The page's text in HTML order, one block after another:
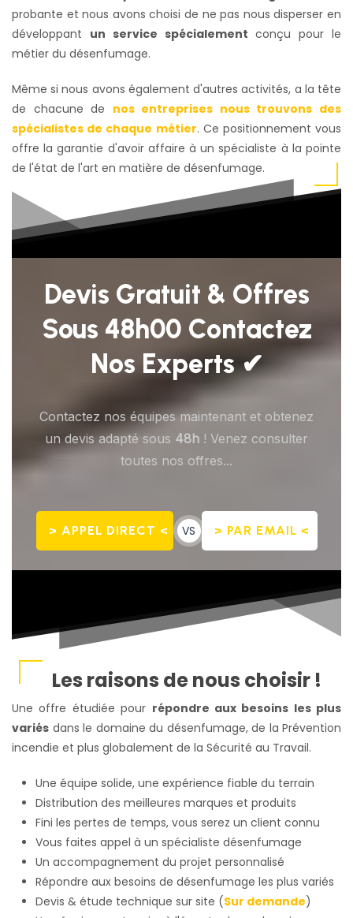
probante et nous avons choisi de ne pas nous disperser en
développant un service spécialement conçu pour le
métier du désenfumage.
Même si nous avons également d'autres activités, a la tête
de chacune de nos entreprises nous trouvons des
spécialistes de chaque métier. Ce positionnement vous
offre la garantie d'avoir affaire à un spécialiste à la pointe
de l'état de l'art en matière de désenfumage.
Devis Gratuit & Offres
Sous 48h00 Contactez
Nos Experts ✔
Contactez nos équipes maintenant et obtenez
un devis adapté sous 48h ! Venez consulter
toutes nos offres...
> APPEL DIRECT < VS > PAR EMAIL <
Les raisons de nous choisir !
Une offre étudiée pour répondre aux besoins les plus
variés dans le domaine du désenfumage, de la Prévention
incendie et plus globalement de la Sécurité au Travail.
Une équipe solide, une expérience fiable du terrain
Distribution des meilleures marques et produits
Fini les pertes de temps, vous serez un client connu
Vous faites appel à un spécialiste désenfumage
Un accompagnement du projet personnalisé
Répondre aux besoins de désenfumage les plus variés
Devis & étude technique sur site (Sur demande)